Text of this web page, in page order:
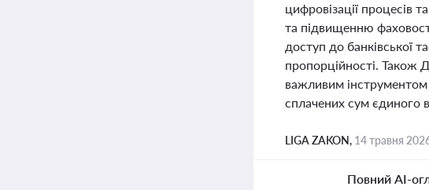
цифровізації процесів
та підвищенню
доступ до банківської
пропорційності. Також
важливим
сплачених сум єдиного
LIGA ZAKON, 14 травня
Повний AI-